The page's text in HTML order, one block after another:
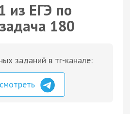
из ЕГЭ по
180
заданий в тг-канале: